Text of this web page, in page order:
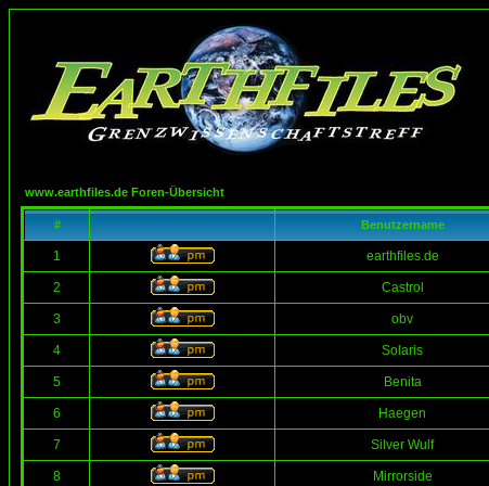
www.earthfiles.de Foren-Übersicht
# Benutzername
1 earthfiles.de
2 Castrol
3 obv
4 Solaris
5 Benita
6 Haegen
7 Silver Wulf
8 Mirrorside